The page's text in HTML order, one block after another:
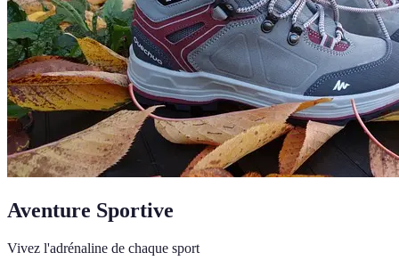
Aventure Sportive
Vivez l'adrénaline de chaque sport